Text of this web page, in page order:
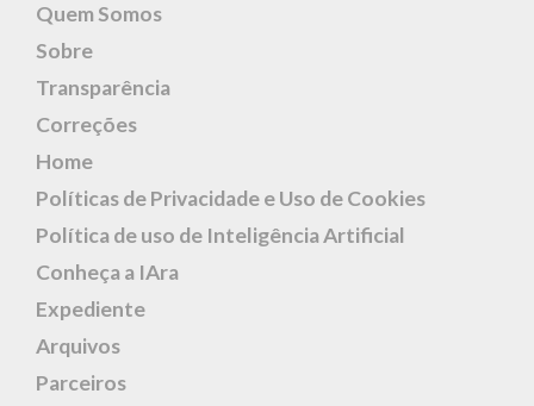
Quem Somos
Sobre
Transparência
Correções
Home
Políticas de Privacidade e Uso de Cookies
Política de uso de Inteligência Artificial
Conheça a IAra
Expediente
Arquivos
Parceiros